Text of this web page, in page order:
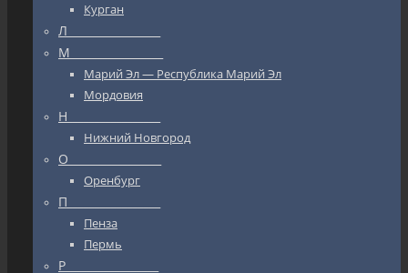
Курган
Л_________________
М_________________
Марий Эл — Республика Марий Эл
Мордовия
Н_________________
Нижний Новгород
О_________________
Оренбург
П_________________
Пенза
Пермь
Р_________________